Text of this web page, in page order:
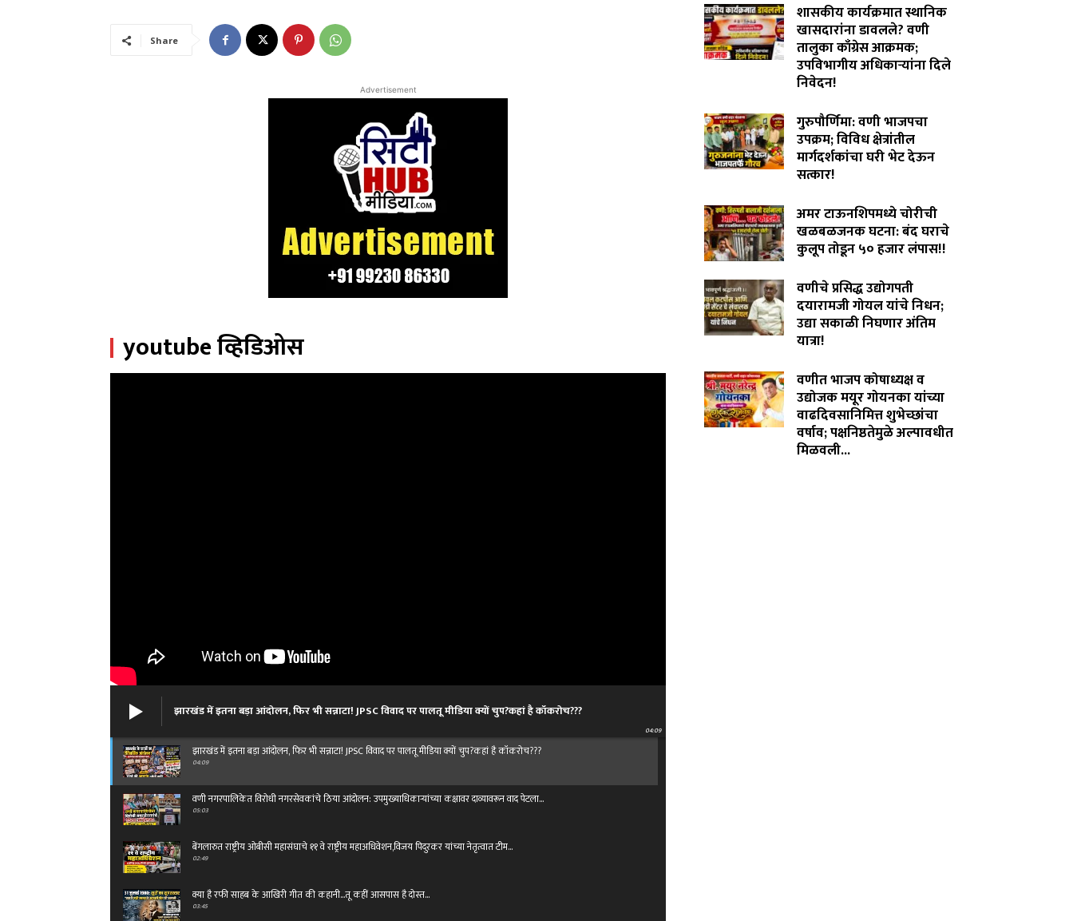
Share
Advertisement
youtube व्हिडिओस
झारखंड में इतना बड़ा आंदोलन, फिर भी सन्नाटा! JPSC विवाद पर पालतू मीडिया क्यों चुप?कहां है कॉकरोच???
04:09
झारखंड में इतना बड़ा आंदोलन, फिर भी सन्नाटा! JPSC विवाद पर पालतू मीडिया क्यों चुप?कहां है कॉकरोच???
04:09
वणी नगरपालिकेत विरोधी नगरसेवकांचे ठिया आंदोलन: उपमुख्याधिकाऱ्यांच्या कक्षावर दाव्यावरून वाद पेटला...
05:03
बेंगलारुत राष्ट्रीय ओबीसी महासंघाचे ११ वे राष्ट्रीय महाअधिवेशन,विजय पिदुरकर यांच्या नेतृत्वात टीम…
02:49
क्या है रफी साहब के आखिरी गीत की कहानी...तू कहीं आसपास है दोस्त…
03:45
शासकीय कार्यक्रमात स्थानिक
खासदारांना डावलले? वणी
तालुका काँग्रेस आक्रमक;
उपविभागीय अधिकाऱ्यांना दिले
निवेदन!
गुरुपौर्णिमा: वणी भाजपचा
उपक्रम; विविध क्षेत्रांतील
मार्गदर्शकांचा घरी भेट देऊन
सत्कार!
अमर टाऊनशिपमध्ये चोरीची
खळबळजनक घटना: बंद घराचे
कुलूप तोडून ५० हजार लंपास!!
वणीचे प्रसिद्ध उद्योगपती
दयारामजी गोयल यांचे निधन;
उद्या सकाळी निघणार अंतिम
यात्रा!
वणीत भाजप कोषाध्यक्ष व
उद्योजक मयूर गोयनका यांच्या
वाढदिवसानिमित्त शुभेच्छांचा
वर्षाव; पक्षनिष्ठतेमुळे अल्पावधीत
मिळवली...